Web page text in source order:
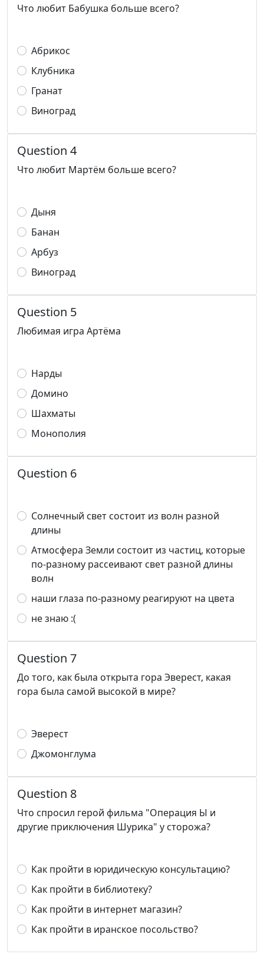
Что любит Бабушка больше всего?
Абрикос
Клубника
Гранат
Виноград
Question 4
Что любит Мартём больше всего?
Дыня
Банан
Арбуз
Виноград
Question 5
Любимая игра Артёма
Нарды
Домино
Шахматы
Монополия
Question 6
Солнечный свет состоит из волн разной
длины
Атмосфера Земли состоит из частиц, которые
по-разному рассеивают свет разной длины
волн
наши глаза по-разному реагируют на цвета
не знаю :(
Question 7
До того, как была открыта гора Эверест, какая
гора была самой высокой в мире?
Эверест
Джомонглума
Question 8
Что спросил герой фильма "Операция Ы и
другие приключения Шурика" у сторожа?
Как пройти в юридическую консультацию?
Как пройти в библиотеку?
Как пройти в интернет магазин?
Как пройти в иранское посольство?